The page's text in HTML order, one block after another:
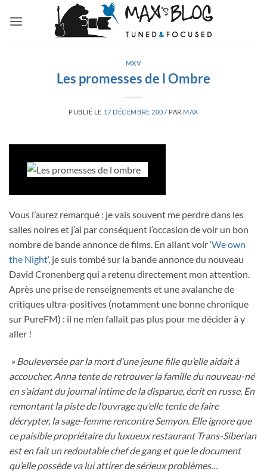
MXV
Les promesses de l Ombre
PUBLIÉ LE 17 DÉCEMBRE 2007 PAR MAX
Vous l’aurez remarqué : je vais souvent me perdre dans les
salles noires et j’ai par conséquent l’occasion de voir un bon
nombre de bande annonce de films. En allant voir ‘We own
the Night‘, je suis tombé sur la bande annonce du nouveau
David Cronenberg qui a retenu directement mon attention.
Après une prise de renseignements et une avalanche de
critiques ultra-positives (notamment une bonne chronique
sur PureFM) : il ne m’en fallait pas plus pour me décider à y
aller !
» Bouleversée par la mort d’une jeune fille qu’elle aidait à
accoucher, Anna tente de retrouver la famille du nouveau-né
en s’aidant du journal intime de la disparue, écrit en russe. En
remontant la piste de l’ouvrage qu’elle tente de faire
décrypter, la sage-femme rencontre Semyon. Elle ignore que
ce paisible propriétaire du luxueux restaurant Trans-Siberian
est en fait un redoutable chef de gang et que le document
qu’elle possède va lui attirer de sérieux problèmes…